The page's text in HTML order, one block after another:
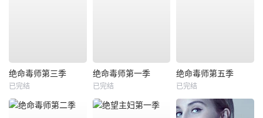
绝命毒师第三季
已完结
绝命毒师第一季
已完结
绝命毒师第五季
已完结